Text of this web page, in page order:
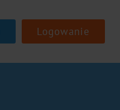
Logowanie